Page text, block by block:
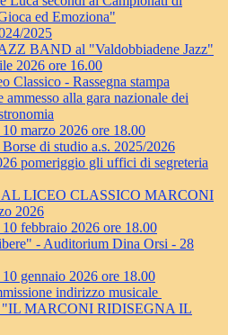
ed Emoziona"
2025
BAND al "Valdobbiadene Jazz"
2026 ore 16.00
Classico - Rassegna stampa
alla gara nazionale dei
marzo 2026 ore 18.00
di studio a.s. 2025/2026
pomeriggio gli uffici di segreteria
LICEO CLASSICO MARCONI
2026
febbraio 2026 ore 18.00
- Auditorium Dina Orsi - 28
gennaio 2026 ore 18.00
indirizzo musicale
"IL MARCONI RIDISEGNA IL